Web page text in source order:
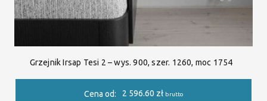
Grzejnik Irsap Tesi 2 – wys. 900, szer. 1260, moc 1754
Cena od: 2 596.60 zł brutto